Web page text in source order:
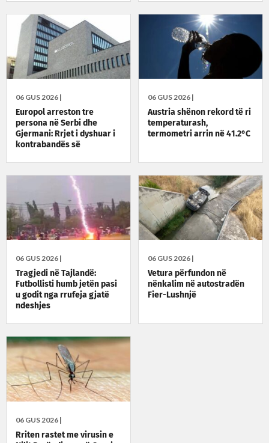
06 GUS 2026 |
Europol arreston tre
persona në Serbi dhe
Gjermani: Rrjet i dyshuar i
kontrabandës së
06 GUS 2026 |
Austria shënon rekord të ri
temperaturash,
termometri arrin në 41.2°C
06 GUS 2026 |
Tragjedi në Tajlandë:
Futbollisti humb jetën pasi
u godit nga rrufeja gjatë
ndeshjes
06 GUS 2026 |
Vetura përfundon në
nënkalim në autostradën
Fier-Lushnjë
06 GUS 2026 |
Rriten rastet me virusin e